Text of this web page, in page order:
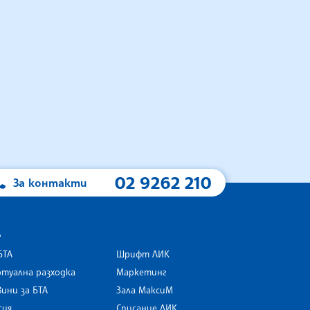
За контакти 02 9262 210
разходка
за БТА
Шрифт ЛИК
Маркетинг
Зала МаксиМ